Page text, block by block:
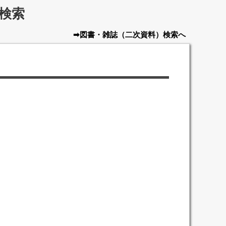
索
➡図書・雑誌（二次資料） 検索へ